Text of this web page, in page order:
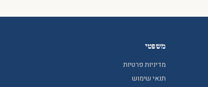
משפטי
מדיניות פרטיות
תנאי שימוש